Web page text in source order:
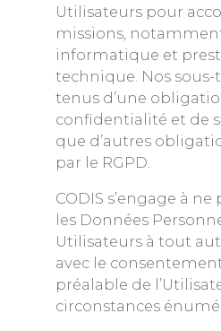
Utilisateurs pour
missions,
informatique et
technique. Nos
tenus d’une
confidentialité et de
que d’autres
par le RGPD.
CODIS s’engage à
les Données
Utilisateurs à tout
avec le
préalable de
circonstances